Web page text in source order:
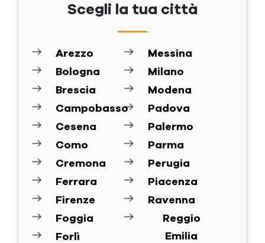
Scegli la tua città
Arezzo
Bologna
Brescia
Campobasso
Cesena
Como
Cremona
Ferrara
Firenze
Foggia
Forlì
Messina
Milano
Modena
Padova
Palermo
Parma
Perugia
Piacenza
Ravenna
Reggio
Emilia